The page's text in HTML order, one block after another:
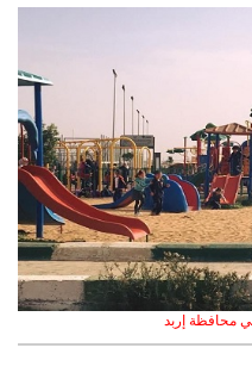
محافظة إربد